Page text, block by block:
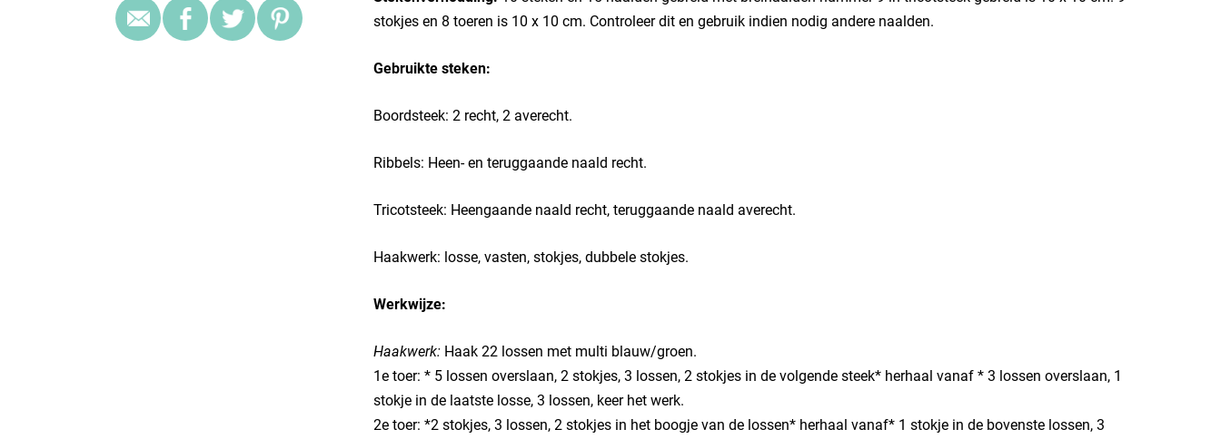
stokjes en 8 toeren is 10 x 10 cm. Controleer dit en gebruik indien nodig andere naalden.
Gebruikte steken:
Boordsteek: 2 recht, 2 averecht.
Ribbels: Heen- en teruggaande naald recht.
Tricotsteek: Heengaande naald recht, teruggaande naald averecht.
Haakwerk: losse, vasten, stokjes, dubbele stokjes.
Werkwijze:
Haakwerk:Haak 22 lossen met multi blauw/groen.
1e toer: * 5 lossen overslaan, 2 stokjes, 3 lossen, 2 stokjes in de volgende steek* herhaal vanaf * 3 lossen overslaan, 1
stokje in de laatste losse, 3 lossen, keer het werk.
2e toer: *2 stokjes, 3 lossen, 2 stokjes in het boogje van de lossen* herhaal vanaf* 1 stokje in de bovenste lossen, 3